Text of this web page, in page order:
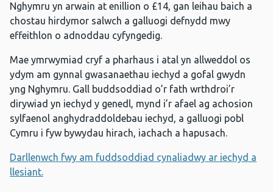
Nghymru yn arwain at enillion o £14, gan leihau baich a
chostau hirdymor salwch a galluogi defnydd mwy
effeithlon o adnoddau cyfyngedig.
Mae ymrwymiad cryf a pharhaus i atal yn allweddol os
ydym am gynnal gwasanaethau iechyd a gofal gwydn
yng Nghymru. Gall buddsoddiad o’r fath wrthdroi’r
dirywiad yn iechyd y genedl, mynd i’r afael ag achosion
sylfaenol anghydraddoldebau iechyd, a galluogi pobl
Cymru i fyw bywydau hirach, iachach a hapusach.
Darllenwch fwy am fuddsoddiad cynaliadwy ar iechyd a
llesiant.